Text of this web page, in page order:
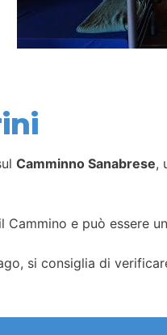
Camminno Sanabrese,
e può essere
si consiglia di